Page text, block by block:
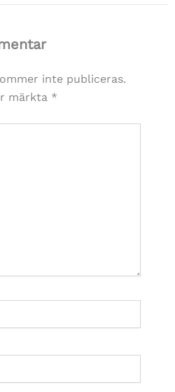
inte publiceras.
märkta *